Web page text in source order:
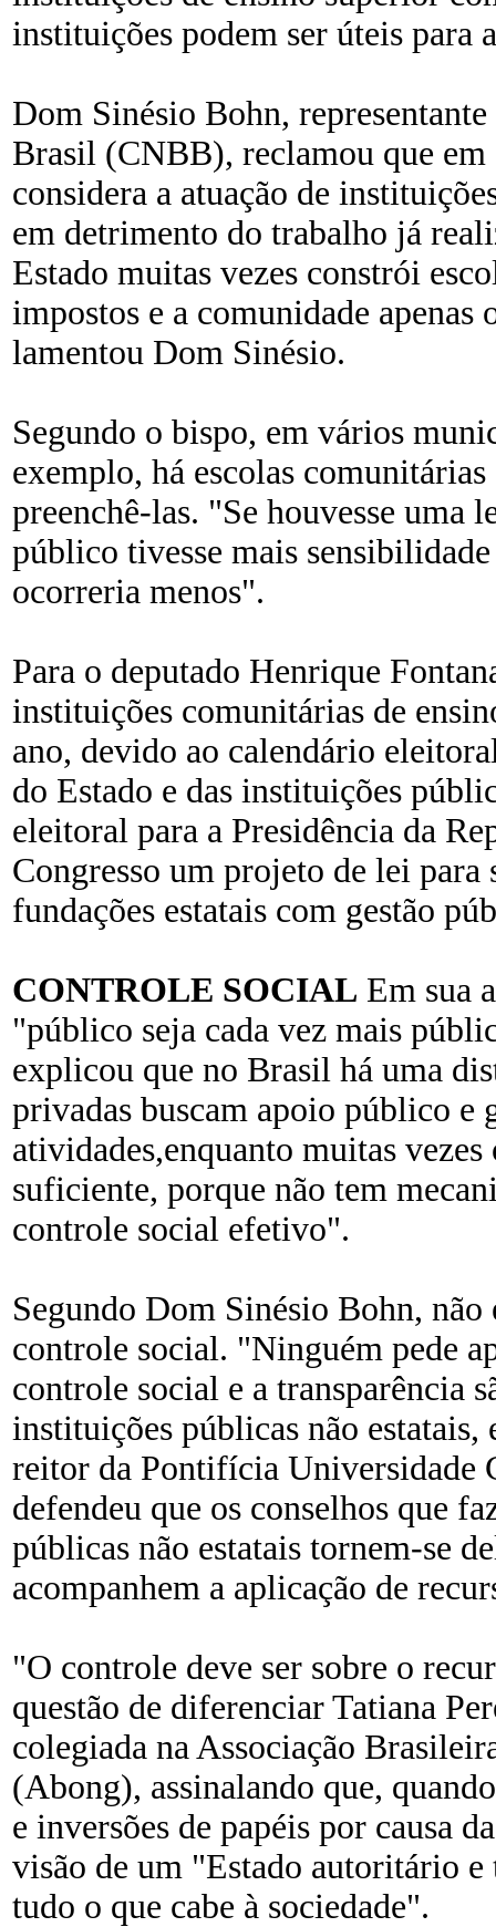
instituições podem ser úteis para
Dom Sinésio Bohn,
Brasil (CNBB), reclamou que em
considera a atuação de
em detrimento do trabalho já
Estado muitas vezes constrói
impostos e a comunidade
lamentou Dom Sinésio.
Segundo o bispo, em vários
exemplo, há escolas
preenchê-las. "Se houvesse uma
público tivesse mais
ocorreria menos".
Para o deputado Henrique
instituições comunitárias de
ano, devido ao calendário
do Estado e das instituições
eleitoral para a Presidência da
Congresso um projeto de lei
fundações estatais com gestão
CONTROLE SOCIAL Em sua
"público seja cada vez mais
explicou que no Brasil há uma
privadas buscam apoio público e
atividades,enquanto muitas
suficiente, porque não tem
controle social efetivo".
Segundo Dom Sinésio Bohn,
controle social. "Ninguém pede
controle social e a transparência
instituições públicas não
reitor da Pontifícia Universidade
defendeu que os conselhos que
públicas não estatais tornem-se
acompanhem a aplicação de
"O controle deve ser sobre o
questão de diferenciar Tatiana
colegiada na Associação
(Abong), assinalando que,
e inversões de papéis por causa
visão de um "Estado autoritário
tudo o que cabe à sociedade".